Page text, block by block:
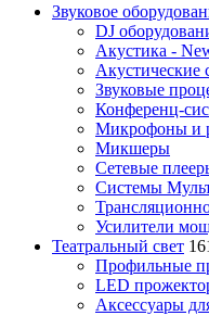
Звуковое
DJ
Акустика -
Акустические
Звуковые
Конференц-
Микрофоны и
Микшеры
Сетевые
Системы
Усилители
Театральный свет
Профильные
LED
Аксессуары